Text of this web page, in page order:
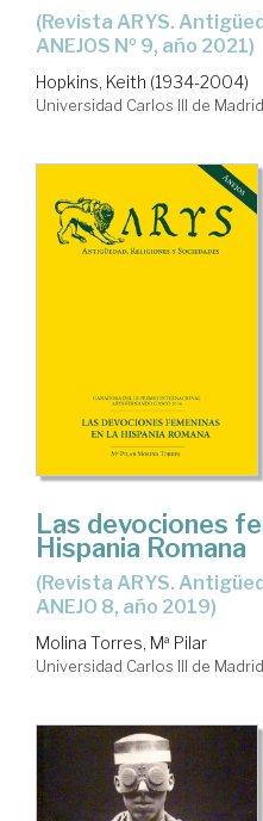
(Revista ARYS. Antigüedad, Religiones y Sociedad.
ANEJOS Nº 9, año 2021)
Hopkins, Keith (1934-2004)
Universidad Carlos III de
Las devociones
Hispania Romana
(Revista ARYS. Antigüedad, Religiones y Sociedad.
ANEJO 8, año 2019)
Molina Torres, Mª Pilar
Universidad Carlos III de